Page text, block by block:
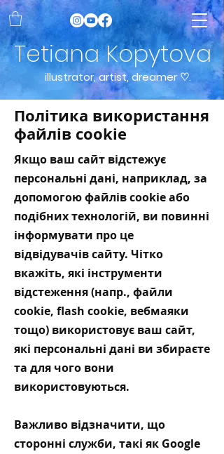
Tetiana Kopytova
illustrator, artist, dreamer ♡.
Політика використання
файлів cookie
Якщо ваш сайт відстежує
персональні дані, наприклад, за
допомогою файлів cookie або
подібних технологій, ви повинні
інформувати про це
відвідувачів сайту. Чітко
вкажіть, які інструменти
відстеження (напр., файли
cookie, flash cookie, вебмаяки
тощо) використовує ваш сайт,
які персональні дані ви збираєте
та для чого вони
використовуються.
Важливо відзначити, що
сторонні служби, такі як Google